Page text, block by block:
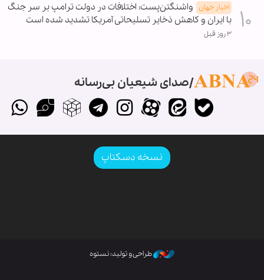
اخبار جهان واشنگتن‌پست: اختلافات در دولت ترامپ بر سر جنگ
با ایران و کاهش ذخایر تسلیحاتی آمریکا تشدید شده است
۳ روز قبل
صدای شیعیان بی‌رسانه
نسخه دسکتاپ
طراحی و تولید: نستوه